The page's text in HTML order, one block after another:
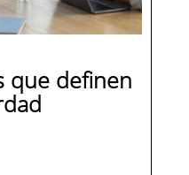
que definen